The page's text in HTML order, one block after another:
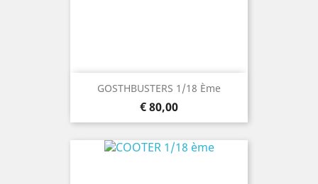
GOSTHBUSTERS 1/18 Ème
Prijs
€ 80,00